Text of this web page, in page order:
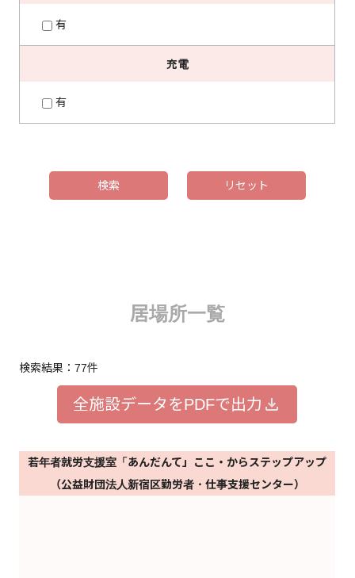
検
索
有
充電
有
居場所一覧
検索結果：77件
全施設データをPDFで出力
若年者就労支援室「あんだんて」ここ・からステップアップ
（公益財団法人新宿区勤労者・仕事支援センター）